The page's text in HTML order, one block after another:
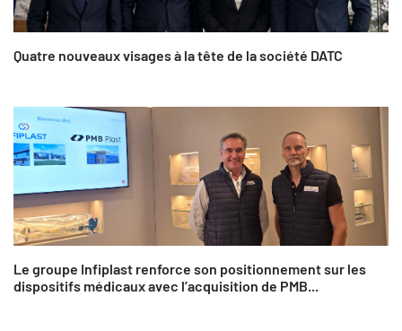
Quatre nouveaux visages à la tête de la société DATC
Le groupe Infiplast renforce son positionnement sur les
dispositifs médicaux avec l’acquisition de PMB...